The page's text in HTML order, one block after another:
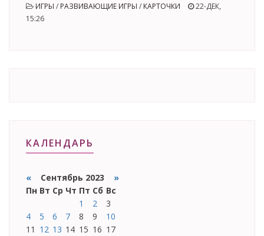
ИГРЫ / РАЗВИВАЮЩИЕ ИГРЫ / КАРТОЧКИ
22-ДЕК,
15:26
КАЛЕНДАРЬ
« Сентябрь 2023 »
Пн Вт Ср Чт Пт Сб Вс
1
2
3
4
5 6 7 8 9
10
11 12 13 14 15 16 17